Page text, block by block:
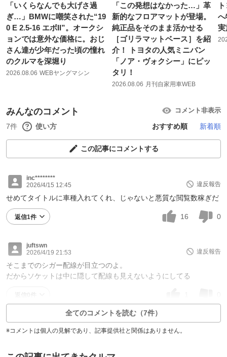
「いくらなんでも大げさ過
ぎ…」BMWに嘲笑された“19
0 E 2.5-16 エボII”。オークシ
ョンでは意外な価格に。おじ
さん達が少年だった頃の憧れ
のクルマを深堀り
2026.08.06 WEBヤングマシン
「この発想はなかった…」革
新的なフロアマットが登場。
純正品をそのまま活かせる
［ゴリラマットベース］を紹
介！ トヨタの人気ミニバン
「ノア・ヴォクシー」にピッ
タリ！
2026.08.06 月刊自家用車WEB
へ
実
みんなのコメント コメント非表示
7件 使い方 おすすめ順 新着順
この記事にコメントする
inc********
2026/4/15 12:45
違反報告
せめてタイトルに車種入れてくれ、じゃないと悪質な閲覧数稼ぎだ
返信1件 16 0
juftswn
2026/4/19 21:53
違反報告
そこまでのシガー配線が目立つのよ。
だからソケットは中に隠して配線も見えないようにしてる
全てのコメントを読む（7件）
※コメントは個人の見解であり、記事提供社と関係はありません。